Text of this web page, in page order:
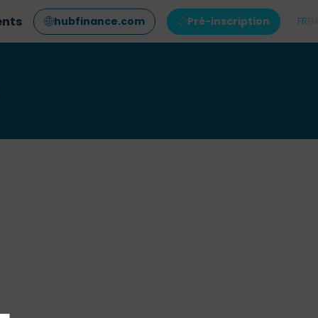
hubfinance.com Pré-inscription FR